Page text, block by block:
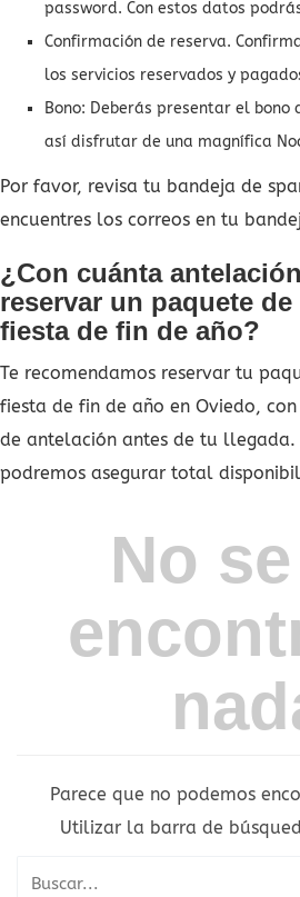
password. Con estos datos
Confirmación de reserva.
los servicios reservados y
Bono: Deberás presentar el
así disfrutar de una magnífica
Por favor, revisa tu bandeja de
encuentres los correos en tu
¿Con cuánta
reservar un paquete
fiesta de fin de año?
Te recomendamos reservar tu
fiesta de fin de año en Oviedo,
de antelación antes de tu llegada.
podremos asegurar total
No
Parece que no podemos
Utilizar la barra de